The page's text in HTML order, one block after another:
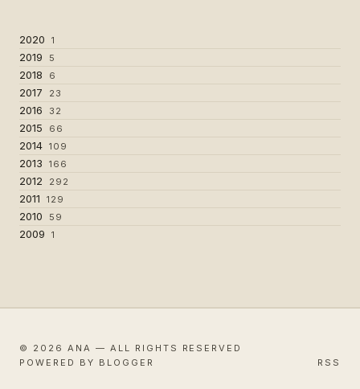
2020 1
2019 5
2018 6
2017 23
2016 32
2015 66
2014 109
2013 166
2012 292
2011 129
2010 59
2009 1
© 2026 ANA — ALL RIGHTS RESERVED
POWERED BY BLOGGER
RSS